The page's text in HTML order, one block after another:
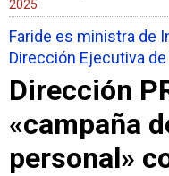
2025
Faride es ministra de
Dirección Ejecutiva
Dirección
«campaña
personal»